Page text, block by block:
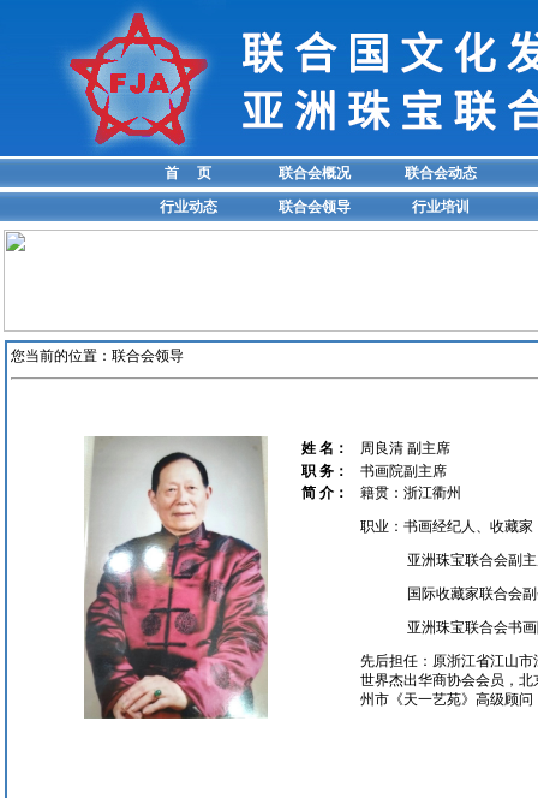
首 页 联合会概况 联合会动态
行业动态
联合会领导 行业培训
您当前的位置： 联合会领导
姓 名：
周良清 副主席
职 务：
书画院副主席
简 介：
籍贯：浙江衢州
职业：书画经纪人、收藏家
亚洲珠宝联合会副主
国际收藏家联合会副
亚洲珠宝联合会书画
先后担任：原浙江省江山
世界杰出华商协会会员，
州市《天一艺苑》高级顾